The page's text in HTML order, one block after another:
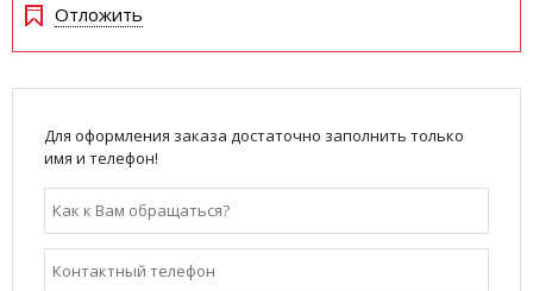
Отложить
Для оформления заказа достаточно заполнить только
имя и телефон!